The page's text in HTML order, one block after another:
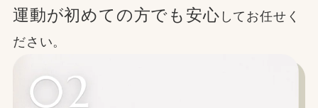
運動が初めての方でも安心 してお任せく
ださい。